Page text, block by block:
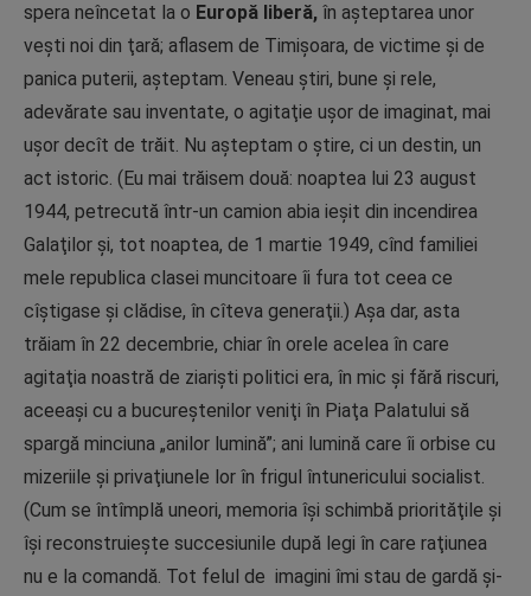
spera neîncetat la o Europă liberă, în aşteptarea unor
veşti noi din ţară; aflasem de Timişoara, de victime şi de
panica puterii, aşteptam. Veneau ştiri, bune şi rele,
adevărate sau inventate, o agitaţie uşor de imaginat, mai
uşor decît de trăit. Nu aşteptam o ştire, ci un destin, un
act istoric. (Eu mai trăisem două: noaptea lui 23 august
1944, petrecută într-un camion abia ieşit din incendirea
Galaţilor şi, tot noaptea, de 1 martie 1949, cînd familiei
mele republica clasei muncitoare îi fura tot ceea ce
cîştigase şi clădise, în cîteva generaţii.) Aşa dar, asta
trăiam în 22 decembrie, chiar în orele acelea în care
agitaţia noastră de ziarişti politici era, în mic şi fără riscuri,
aceeaşi cu a bucureştenilor veniţi în Piaţa Palatului să
spargă minciuna „anilor lumină”; ani lumină care îi orbise cu
mizeriile şi privaţiunele lor în frigul întunericului socialist.
(Cum se întîmplă uneori, memoria îşi schimbă priorităţile şi
îşi reconstruieşte succesiunile după legi în care raţiunea
nu e la comandă. Tot felul de imagini îmi stau de gardă şi-